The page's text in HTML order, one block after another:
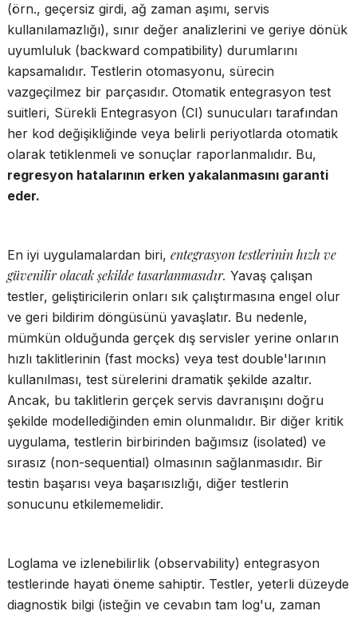
(örn., geçersiz girdi, ağ zaman aşımı, servis
kullanılamazlığı), sınır değer analizlerini ve geriye dönük
uyumluluk (backward compatibility) durumlarını
kapsamalıdır. Testlerin otomasyonu, sürecin
vazgeçilmez bir parçasıdır. Otomatik entegrasyon test
suitleri, Sürekli Entegrasyon (CI) sunucuları tarafından
her kod değişikliğinde veya belirli periyotlarda otomatik
olarak tetiklenmeli ve sonuçlar raporlanmalıdır. Bu,
regresyon hatalarının erken yakalanmasını garanti
eder.
En iyi uygulamalardan biri, entegrasyon testlerinin hızlı ve
güvenilir olacak şekilde tasarlanmasıdır. Yavaş çalışan
testler, geliştiricilerin onları sık çalıştırmasına engel olur
ve geri bildirim döngüsünü yavaşlatır. Bu nedenle,
mümkün olduğunda gerçek dış servisler yerine onların
hızlı taklitlerinin (fast mocks) veya test double'larının
kullanılması, test sürelerini dramatik şekilde azaltır.
Ancak, bu taklitlerin gerçek servis davranışını doğru
şekilde modellediğinden emin olunmalıdır. Bir diğer kritik
uygulama, testlerin birbirinden bağımsız (isolated) ve
sırasız (non-sequential) olmasının sağlanmasıdır. Bir
testin başarısı veya başarısızlığı, diğer testlerin
sonucunu etkilememelidir.
Loglama ve izlenebilirlik (observability) entegrasyon
testlerinde hayati öneme sahiptir. Testler, yeterli düzeyde
diagnostik bilgi (isteğin ve cevabın tam log'u, zaman